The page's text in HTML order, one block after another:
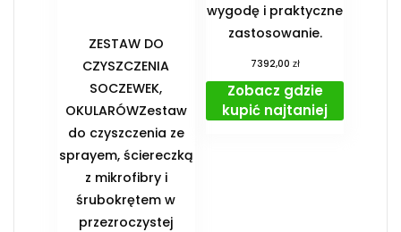
ZESTAW DO
CZYSZCZENIA
SOCZEWEK,
OKULARÓWZestaw
do czyszczenia ze
sprayem, ściereczką
z mikrofibry i
śrubokrętem w
przezroczystej
wygodę i praktyczne
zastosowanie.
7392,00 zł
Zobacz gdzie
kupić najtaniej